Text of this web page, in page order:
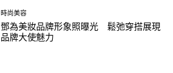
時尚美容
鄧為美妝品牌形象照曝光 鬆弛穿搭展現
品牌大使魅力